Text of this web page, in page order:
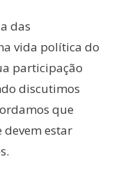
das
vida política do
participação
discutimos
que
devem estar